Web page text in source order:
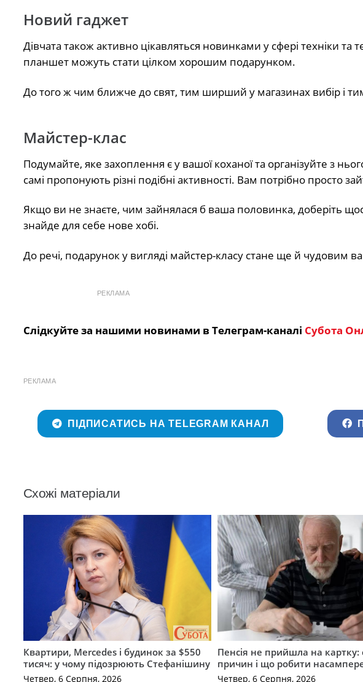
Новий гаджет
Дівчата також активно цікавляться новинками у сфері техніки
планшет можуть стати цілком хорошим подарунком.
До того ж чим ближче до свят, тим ширший у магазинах вибір і
Майстер-клас
Подумайте, яке захоплення є у вашої коханої та організуйте з
самі пропонують різні подібні активності. Вам потрібно просто
Якщо ви не знаєте, чим зайнялася б ваша половинка, доберіть
знайде для себе нове хобі.
До речі, подарунок у вигляді майстер-класу стане ще й чудовим
РЕКЛАМА
Слідкуйте за нашими новинами в Телеграм-каналі Субота
РЕКЛАМА
ПІДПИСАТИСЬ НА TELEGRAM КАНАЛ
Схожі матеріали
Квартири, Mercedes і будинок за $550
тисяч: у чому підозрюють Стефанішину
Четвер, 6 Серпня, 2026
Пенсія не прийшла на картку:
причин і що робити
Четвер, 6 Серпня, 2026